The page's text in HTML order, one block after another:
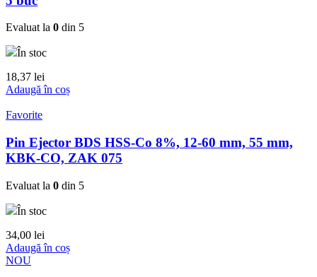
Evaluat la 0 din 5
În stoc
18,37 lei
Adaugă în coș
Favorite
Pin Ejector BDS HSS-Co 8%, 12-60 mm, 55 mm,
KBK-CO, ZAK 075
Evaluat la 0 din 5
În stoc
34,00 lei
Adaugă în coș
NOU